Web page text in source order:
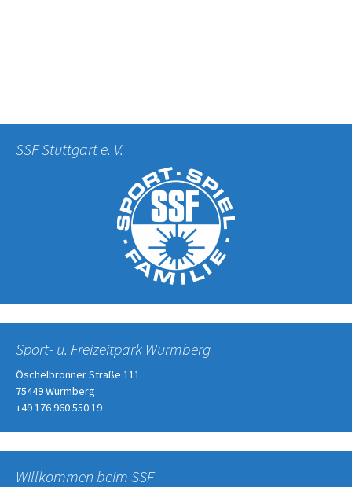
SSF Stuttgart e. V.
Sport- u. Freizeitpark Wurmberg
Öschelbronner Straße 111
75449 Wurmberg
+49 176 960 550 19
Willkommen beim SSF